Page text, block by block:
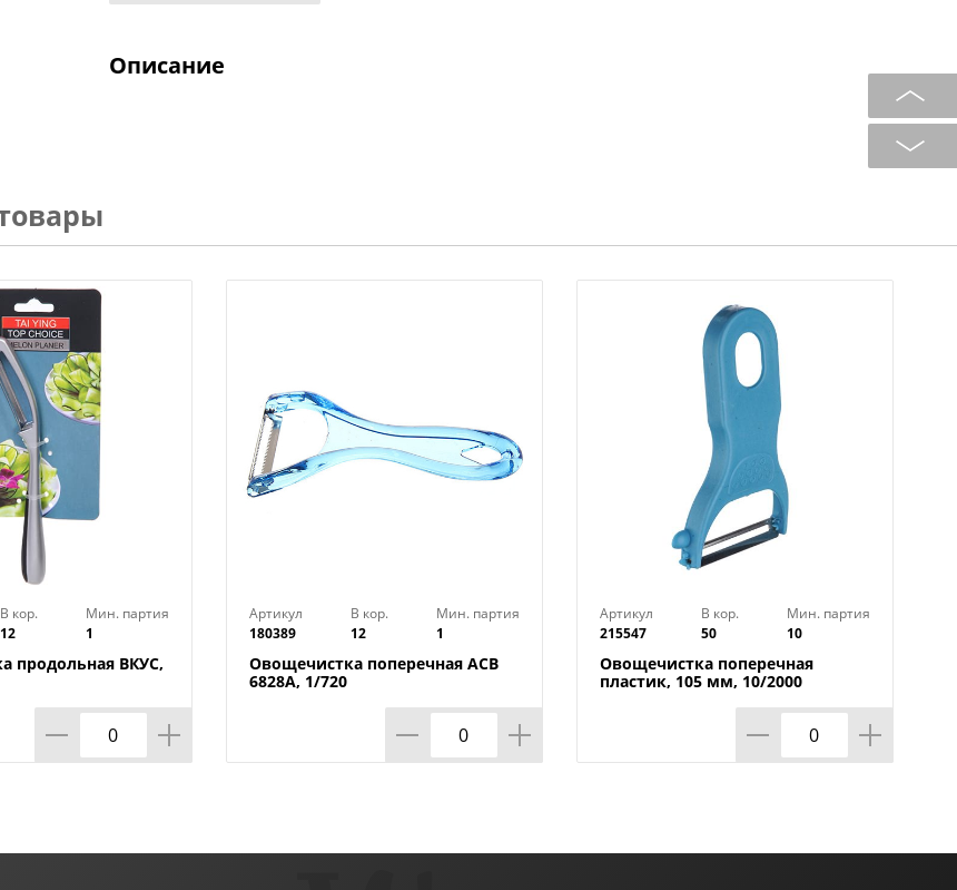
Описание
В кор.
12
Мин. партия
1
продольная ВКУС,
Артикул
180389
В кор.
12
Мин. партия
1
Овощечистка поперечная ACB
6828A, 1/720
Артикул
215547
В кор.
50
Мин. партия
10
Овощечистка поперечная
пластик, 105 мм, 10/2000